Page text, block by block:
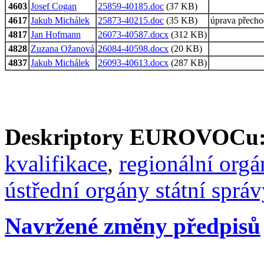
4603 Josef Cogan 25859-40185.doc (37 KB)
4617 Jakub Michálek 25873-40215.doc (35 KB)
úprava
4817 Jan Hofmann 26073-40587.docx (312 KB)
4828 Zuzana Ožanová 26084-40598.docx (20 KB)
4837 Jakub Michálek 26093-40613.docx (287 KB)
Deskriptory
kvalifikace, regionální
ústřední orgány státní
Navržené změny předpisů